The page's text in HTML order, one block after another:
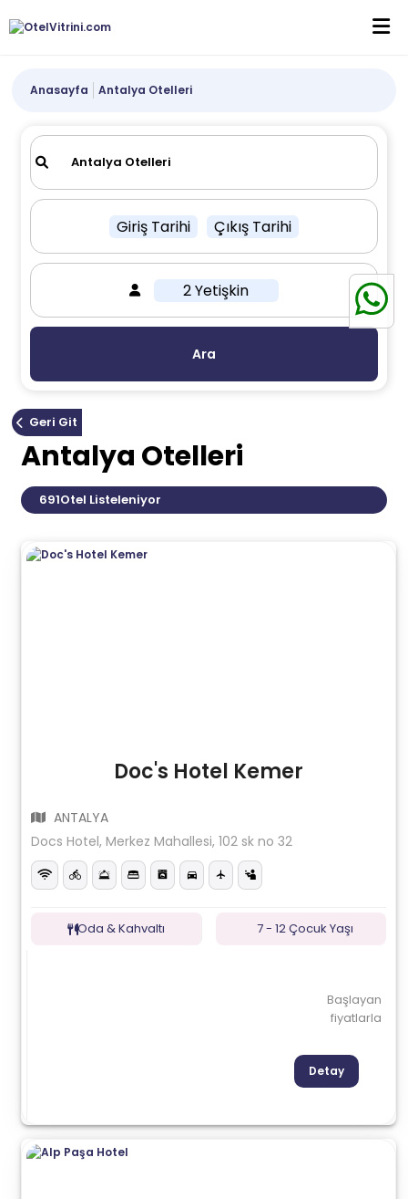
Anasayfa Antalya Otelleri
Giriş Tarihi Çıkış Tarihi
2 Yetişkin
Ara
Geri Git
Antalya Otelleri
691Otel Listeleniyor
Doc's Hotel Kemer
ANTALYA
Docs Hotel, Merkez Mahallesi, 102 sk no 32
Oda & Kahvaltı 7 - 12 Çocuk Yaşı
Başlayan
fiyatlarla
Detay